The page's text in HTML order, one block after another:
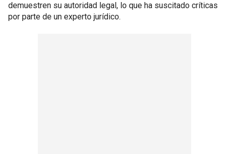
demuestren su autoridad legal, lo que ha suscitado críticas
por parte de un experto jurídico.